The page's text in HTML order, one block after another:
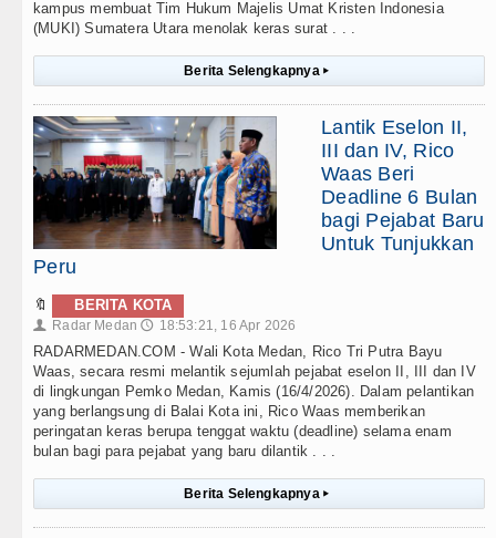
kampus membuat Tim Hukum Majelis Umat Kristen Indonesia
(MUKI) Sumatera Utara menolak keras surat . . .
Berita Selengkapnya ▸
Lantik Eselon II,
III dan IV, Rico
Waas Beri
Deadline 6 Bulan
bagi Pejabat Baru
Untuk Tunjukkan
Peru
🔖 BERITA KOTA
👤 Radar Medan 🕔 18:53:21, 16 Apr 2026
RADARMEDAN.COM - Wali Kota Medan, Rico Tri Putra Bayu
Waas, secara resmi melantik sejumlah pejabat eselon II, III dan IV
di lingkungan Pemko Medan, Kamis (16/4/2026). Dalam pelantikan
yang berlangsung di Balai Kota ini, Rico Waas memberikan
peringatan keras berupa tenggat waktu (deadline) selama enam
bulan bagi para pejabat yang baru dilantik . . .
Berita Selengkapnya ▸